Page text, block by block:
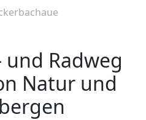
und Radweg
Natur und